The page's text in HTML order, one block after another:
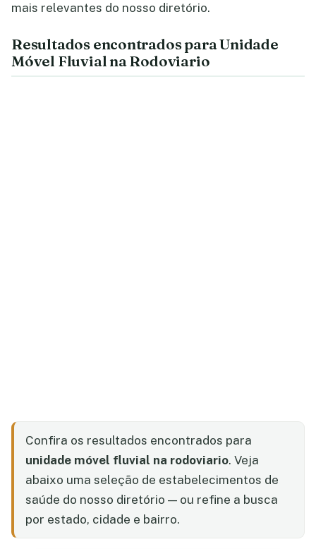
mais relevantes do nosso diretório.
Resultados encontrados para Unidade
Móvel Fluvial na Rodoviario
Confira os resultados encontrados para
unidade móvel fluvial na rodoviario. Veja
abaixo uma seleção de estabelecimentos de
saúde do nosso diretório — ou refine a busca
por estado, cidade e bairro.